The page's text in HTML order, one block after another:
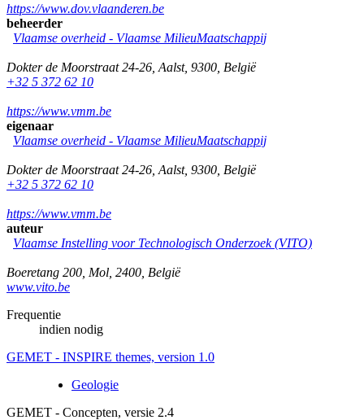
https://www.dov.vlaanderen.be
beheerder
Vlaamse overheid - Vlaamse MilieuMaatschappij
Dokter de Moorstraat 24-26 Aalst, 9300 België
+32 5 372 62 10
https://www.vmm.be
eigenaar
Vlaamse overheid - Vlaamse MilieuMaatschappij
Dokter de Moorstraat 24-26 Aalst, 9300 België
+32 5 372 62 10
https://www.vmm.be
auteur
Vlaamse Instelling voor Technologisch Onderzoek (VITO)
Boeretang 200 Mol 2400 België
www.vito.be
Frequentie
indien nodig
GEMET - INSPIRE themes, version 1.0
Geologie
GEMET - Concepten, versie 2.4